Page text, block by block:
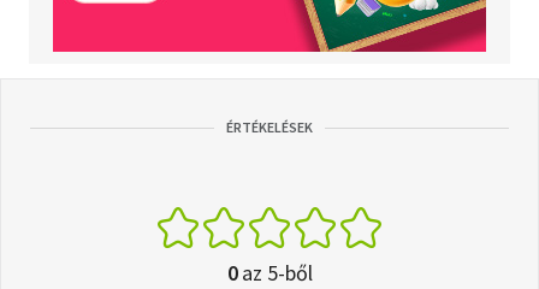
ÉRTÉKELÉSEK
0az 5-ből